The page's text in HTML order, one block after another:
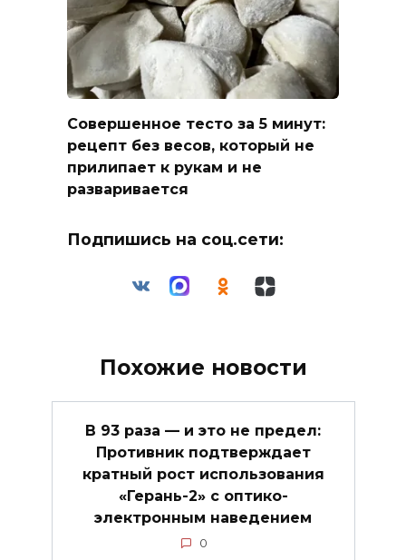
Совершенное тесто за 5 минут:
рецепт без весов, который не
прилипает к рукам и не
разваривается
Подпишись на соц.сети:
Похожие новости
В 93 раза — и это не предел:
Противник подтверждает
кратный рост использования
«Герань-2» с оптико-
электронным наведением
0